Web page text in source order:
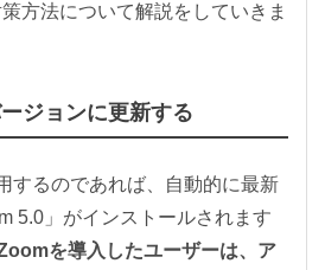
方法について解説をしていきま
ジョンに更新する
するのであれば、自動的に最新
5.0」がインストールされます
を導入したユーザーは、ア